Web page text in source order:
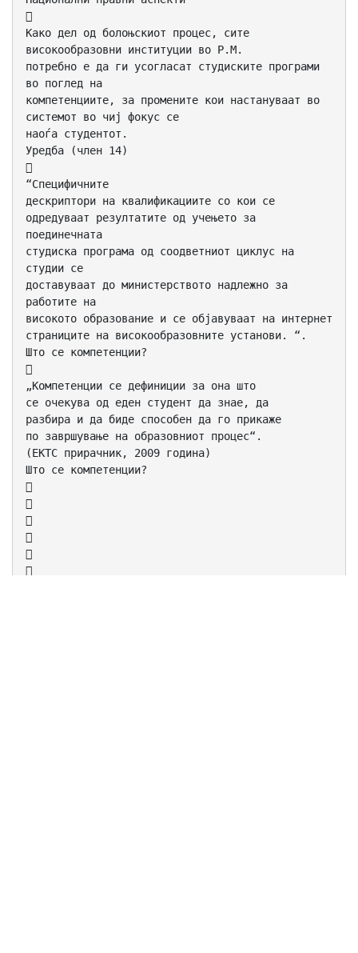

Како дел од болоњскиот процес, сите
високообразовни институции во Р.М.
потребно е да ги усогласат студиските програми
во поглед на
компетенциите, за промените кои настануваат во
системот во чиј фокус се
наоѓа студентот.
Уредба (член 14)

“Специфичните
дескриптори на квалификациите со кои се
одредуваат резултатите од учењето за
поединечната
студиска програма од соодветниот циклус на
студии се
доставуваат до министерството надлежно за
работите на
високото образование и се објавуваат на интернет
страниците на високообразовните установи. “.
Што се компетенции?

„Компетенции се дефиниции за она што
се очекува од еден студент да знае, да
разбира и да биде способен да го прикаже
по завршување на образовниот процес“.
(ЕКТС прирачник, 2009 година)
Што се компетенции?





